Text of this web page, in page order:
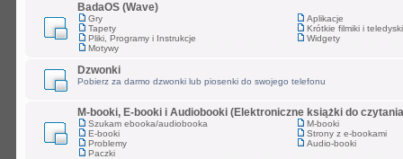
BadaOS (Wave)
Gry
Aplikacje
Tapety
Krótkie filmiki i
Pliki, Programy i Instrukcje
Widgety
Motywy
Dzwonki
Pobierz za darmo dzwonki lub piosenki do swojego telefonu
M-booki, E-booki i Audiobooki (Elektroniczne książki do
Szukam ebooka/audiobooka
M-booki
E-booki
Strony z e-bookami
Problemy
Audio-booki
Paczki